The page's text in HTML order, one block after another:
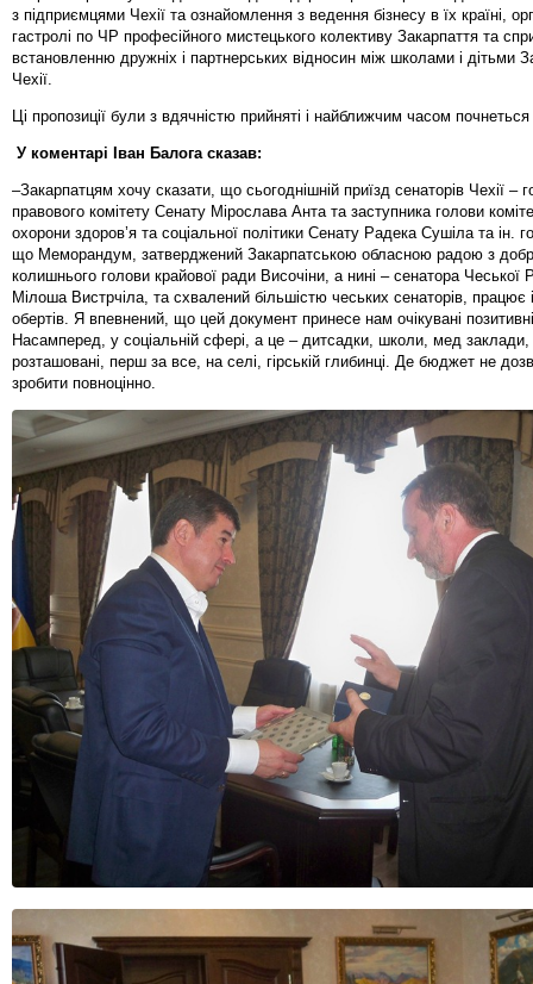
з підприємцями Чехії та ознайомлення з ведення бізнесу в їх країні,
гастролі по ЧР професійного мистецького колективу Закарпаття та
встановленню дружніх і партнерських відносин між школами і дітьми
Чехії.
Ці пропозиції були з вдячністю прийняті і найближчим часом почнеться
У коментарі Іван Балога сказав:
–Закарпатцям хочу сказати, що сьогоднішній приїзд сенаторів Чехії –
правового комітету Сенату Мірослава Анта та заступника голови
охорони здоров’я та соціальної політики Сенату Радека Сушіла та ін.
що Меморандум, затверджений Закарпатською обласною радою з
колишнього голови крайової ради Височіни, а нині – сенатора Чеської
Мілоша Вистрчіла, та схвалений більшістю чеських сенаторів, працює
обертів. Я впевнений, що цей документ принесе нам очікувані
Насамперед, у соціальній сфері, а це – дитсадки, школи, мед заклади,
розташовані, перш за все, на селі, гірській глибинці. Де бюджет не
зробити повноцінно.